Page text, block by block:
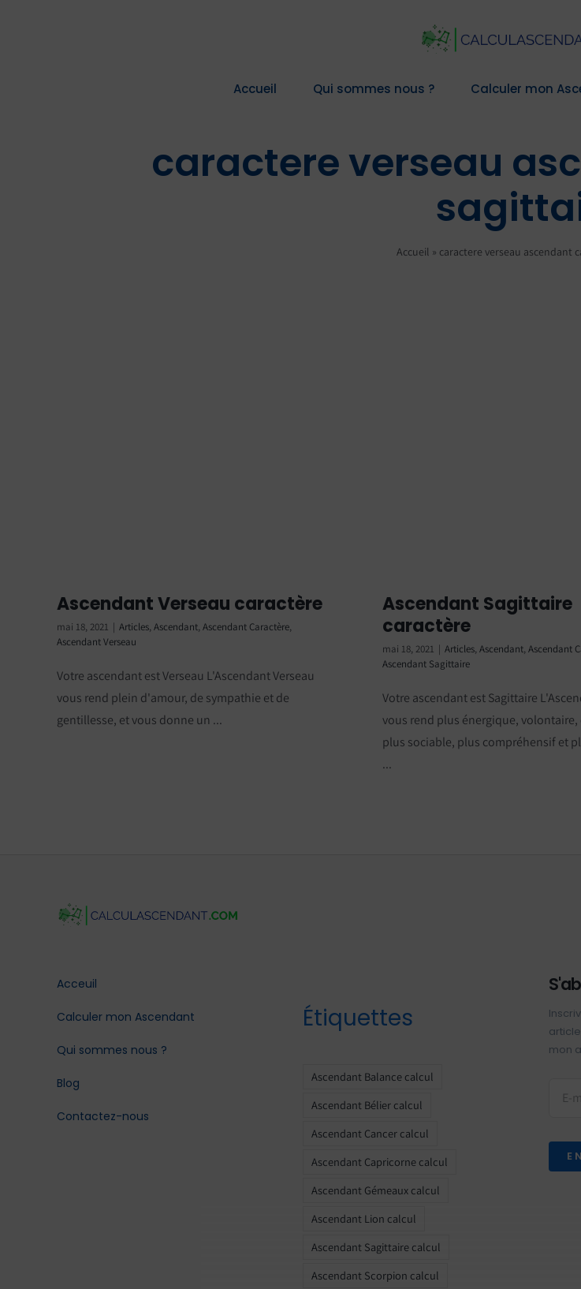
Accueil Qui sommes nous ? Calculer mon
caractere verseau
Accueil » caractere verseau ascendant
Ascendant Verseau caractère
mai 18, 2021 | Articles, Ascendant, Ascendant Caractère,
Ascendant Verseau
Votre ascendant est Verseau L'Ascendant Verseau
vous rend plein d'amour, de sympathie et de
gentillesse, et vous donne un ...
Ascendant Sagittaire
caractère
mai 18, 2021 | Articles, Ascendant, Ascendant
Ascendant Sagittaire
Votre ascendant est Sagittaire
vous rend plus énergique, volontaire,
plus sociable, plus compréhensif et
...
Acceuil
Calculer mon Ascendant
Qui sommes nous ?
Blog
Contactez-nous
Étiquettes
Ascendant Balance calcul
Ascendant Bélier calcul
Ascendant Cancer calcul
Ascendant Capricorne calcul
Ascendant Gémeaux calcul
Ascendant Lion calcul
Ascendant Sagittaire calcul
Ascendant Scorpion calcul
mon